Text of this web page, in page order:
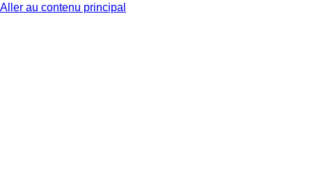
Aller au contenu principal